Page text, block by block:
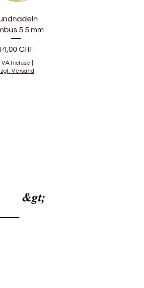
5.5 mm
CHF
Incluse
Versand
&gt;